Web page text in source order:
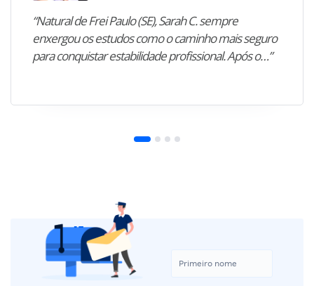
“Natural de Frei Paulo (SE), Sarah C. sempre
enxergou os estudos como o caminho mais seguro
para conquistar estabilidade profissional. Após o…”